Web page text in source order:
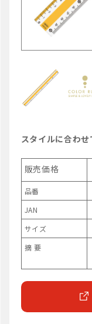
スタイルに合わせ
販売価格
品番
JAN
サイズ
摘 要